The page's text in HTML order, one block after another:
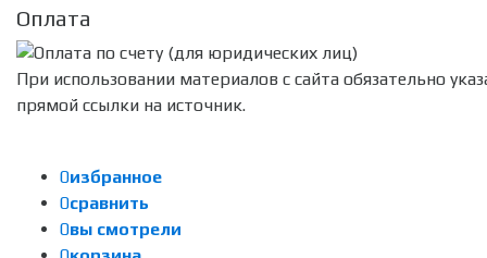
Оплата
При использовании материалов с сайта обязательно
прямой ссылки на источник.
0избранное
0сравнить
0вы смотрели